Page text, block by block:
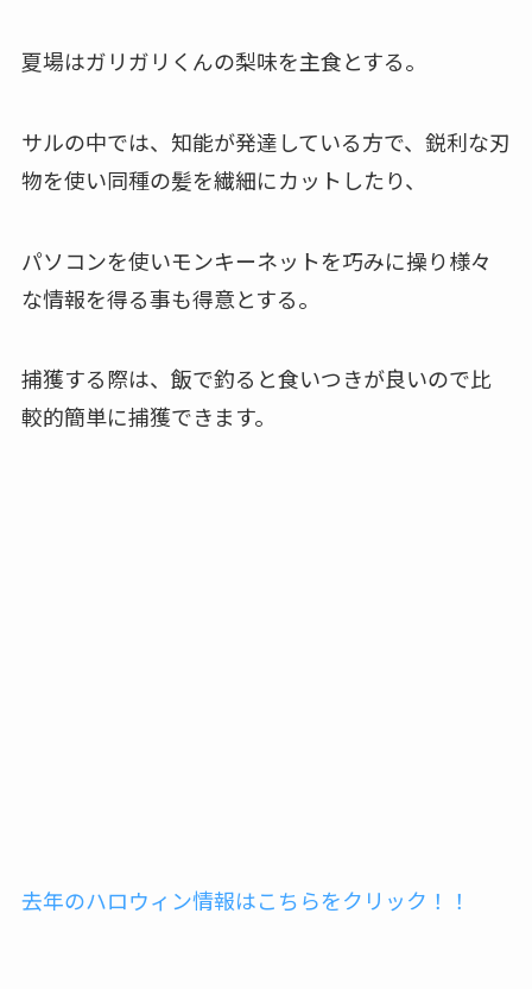
夏場はガリガリくんの梨味を主食とする。
サルの中では、知能が発達している方で、鋭利な刃
物を使い同種の髪を繊細にカットしたり、
パソコンを使いモンキーネットを巧みに操り様々
な情報を得る事も得意とする。
捕獲する際は、飯で釣ると食いつきが良いので比
較的簡単に捕獲できます。
去年のハロウィン情報はこちらをクリック！！